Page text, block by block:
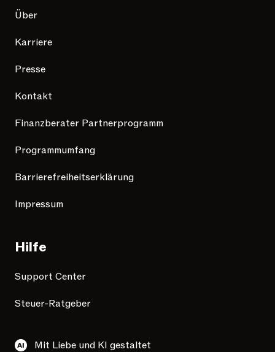
Über
Karriere
Presse
Kontakt
Finanzberater Partnerprogramm
Programmumfang
Barrierefreiheitserklärung
Impressum
Hilfe
Support Center
Steuer-Ratgeber
Mit Liebe und KI gestaltet